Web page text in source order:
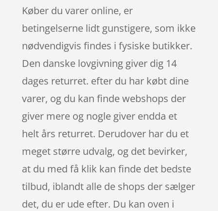
Køber du varer online, er
betingelserne lidt gunstigere, som ikke
nødvendigvis findes i fysiske butikker.
Den danske lovgivning giver dig 14
dages returret. efter du har købt dine
varer, og du kan finde webshops der
giver mere og nogle giver endda et
helt års returret. Derudover har du et
meget større udvalg, og det bevirker,
at du med få klik kan finde det bedste
tilbud, iblandt alle de shops der sælger
det, du er ude efter. Du kan oven i